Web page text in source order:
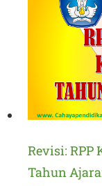
Revisi: RPP
Tahun